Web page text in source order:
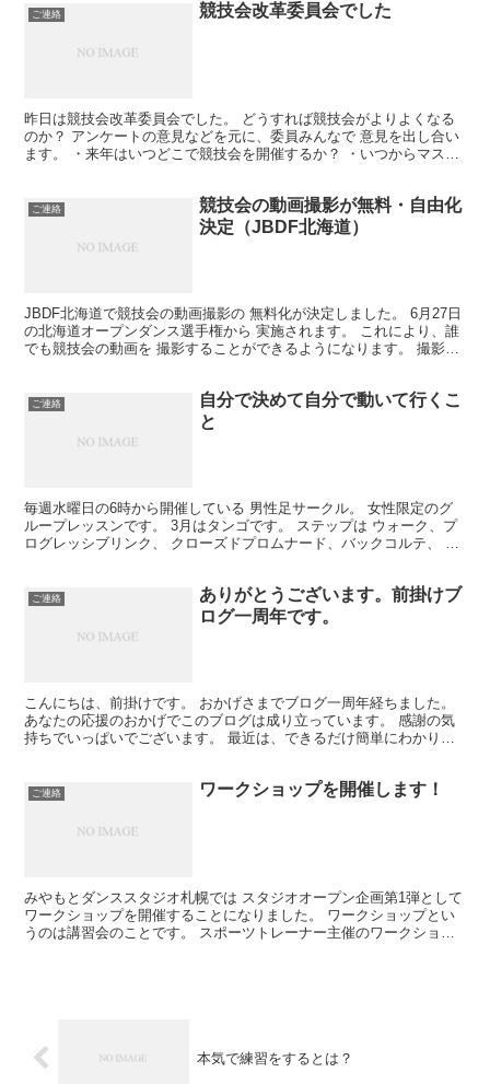
ご連絡 競技会改革委員会でした
昨日は競技会改革委員会でした。 どうすれば競技会がよりよくなる
のか？ アンケートの意見などを元に、委員みんなで 意見を出し合い
ます。 ・来年はいつどこで競技会を開催するか？ ・いつからマスク
ご連絡
競技会の動画撮影が無料・自由化
決定（JBDF北海道）
JBDF北海道で競技会の動画撮影の 無料化が決定しました。 6月27日
の北海道オープンダンス選手権から 実施されます。 これにより、誰
でも競技会の動画を 撮影することができるようになります。 撮影し
ご連絡
自分で決めて自分で動いて行くこ
と
毎週水曜日の6時から開催している 男性足サークル。 女性限定のグ
ループレッスンです。 3月はタンゴです。 ステップは ウォーク、プ
ログレッシブリンク、 クローズドプロムナード、バックコルテ、 オ
ご連絡
ありがとうございます。前掛けブ
ログ一周年です。
こんにちは、前掛けです。 おかげさまでブログ一周年経ちました。
あなたの応援のおかげでこのブログは成り立っています。 感謝の気
持ちでいっぱいでございます。 最近は、できるだけ簡単にわかりや
ご連絡 ワークショップを開催します！
みやもとダンススタジオ札幌では スタジオオープン企画第1弾として
ワークショップを開催することになりました。 ワークショップとい
うのは講習会のことです。 スポーツトレーナー主催のワークショッ
本気で練習をするとは？